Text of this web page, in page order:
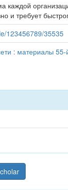
каждой
и требует
123456789/35535
: материалы 55-